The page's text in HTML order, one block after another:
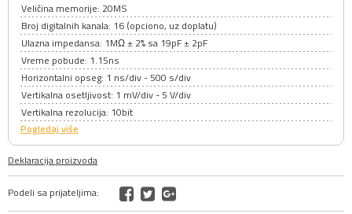
Veličina memorije: 20MS
Broj digitalnih kanala: 16 (opciono, uz doplatu)
Ulazna impedansa: 1MΩ ± 2% sa 19pF ± 2pF
Vreme pobude: 1.15ns
Horizontalni opseg: 1 ns/div - 500 s/div
Vertikalna osetljivost: 1 mV/div - 5 V/div
Vertikalna rezolucija: 10bit
Pogledaj više
Deklaracija proizvoda
Podeli sa prijateljima: